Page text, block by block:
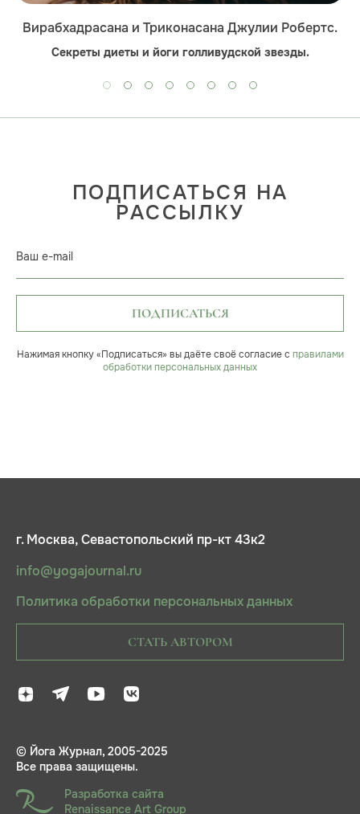
Вирабхадрасана и Триконасана Джулии Робертс.
Секреты диеты и йоги голливудской звезды.
ПОДПИСАТЬСЯ НА
РАССЫЛКУ
Ваш e-mail
ПОДПИСАТЬСЯ
Нажимая кнопку «Подписаться» вы даёте своё согласие с правилами
обработки персональных данных
г. Москва, Севастопольский пр-кт 43к2
info@yogajournal.ru
Политика обработки персональных данных
СТАТЬ АВТОРОМ
© Йога Журнал, 2005-2025
Все права защищены.
Разработка сайта
Renaissance Art Group